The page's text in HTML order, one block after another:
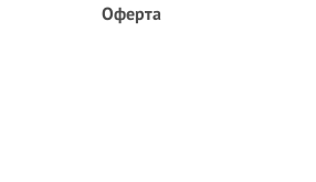
Оферта